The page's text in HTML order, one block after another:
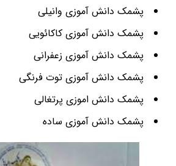
پشمک دانش آموزی وانیلی
پشمک دانش آموزی کاکائویی
پشمک دانش آموزی زعفرانی
پشمک دانش آموزی توت فرنگی
پشمک دانش اموزی پرتغالی
پشمک دانش آموزی ساده